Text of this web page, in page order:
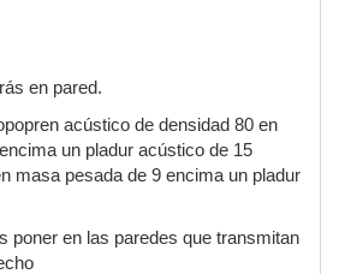
en pared.
acústico de densidad 80 en
un pladur acústico de 15
masa pesada de 9 encima un pladur
poner en las paredes que transmitan